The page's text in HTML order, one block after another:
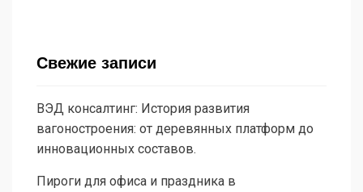
Свежие записи
ВЭД консалтинг: История развития
вагоностроения: от деревянных платформ до
инновационных составов.
Пироги для офиса и праздника в